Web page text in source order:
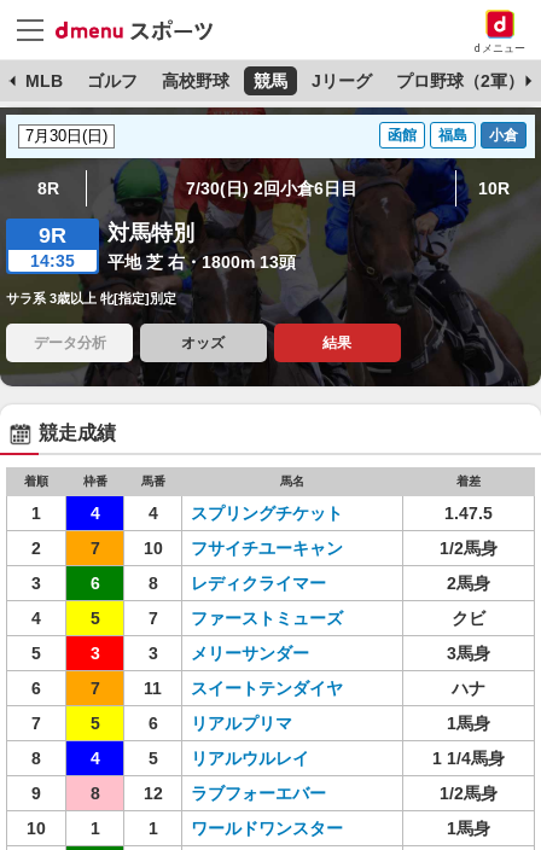
dメニュー
MLB ゴルフ 高校野球 競馬 Jリーグ プロ野球（2軍）
函館 福島 小倉
8R 7/30(日) 2回小倉6日目 10R
9R
14:35
対馬特別
平地 芝 右・1800m 13頭
サラ系 3歳以上 牝[指定]別定
データ分析 オッズ 結果
競走成績
着順 枠番 馬番 馬名 着差
1 4 4 スプリングチケット
1.47.5
2
7 10 フサイチユーキャン
1/2馬身
3
6 8 レディクライマー
2馬身
4
5 7 ファーストミューズ
クビ
5
3 3 メリーサンダー
3馬身
6
7 11 スイートテンダイヤ
ハナ
7
5 6 リアルプリマ
1馬身
8
4 5 リアルウルレイ
1 1/4馬身
9
8 12 ラブフォーエバー
1/2馬身
10
1 1 ワールドワンスター
1馬身